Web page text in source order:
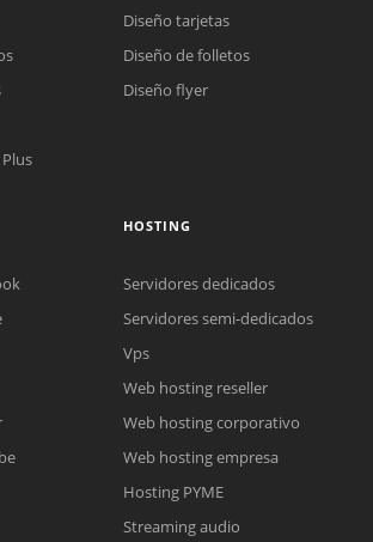
Reunión online
Meet para la reunión online.
Cotización
Chat Online
están fuera de línea. Complete el formulario
Diseño tarjetas
Diseño de folletos
Diseño flyer
HOSTING
Servidores dedicados
Servidores semi-dedicados
Vps
Web hosting reseller
Web hosting corporativo
Web hosting empresa
Hosting PYME
Streaming audio